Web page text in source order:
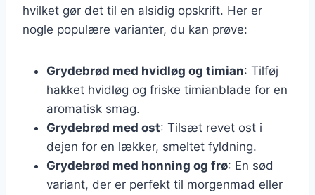
hvilket gør det til en alsidig opskrift. Her er
nogle populære varianter, du kan prøve:
Grydebrød med hvidløg og timian: Tilføj
hakket hvidløg og friske timianblade for en
aromatisk smag.
Grydebrød med ost: Tilsæt revet ost i
dejen for en lækker, smeltet fyldning.
Grydebrød med honning og frø: En sød
variant, der er perfekt til morgenmad eller